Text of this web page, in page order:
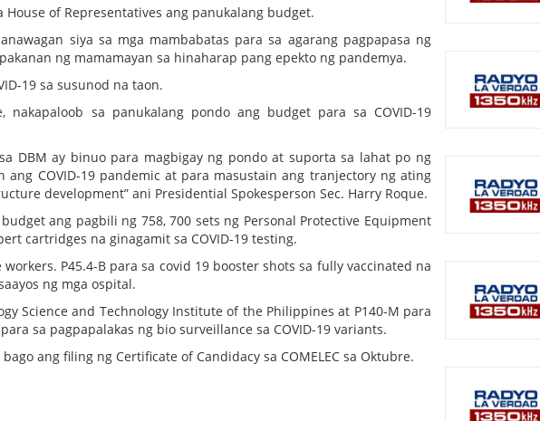
of Representatives ang panukalang budget.
siya sa mga mambabatas para sa agarang pagpapasa ng
ng mamamayan sa hinaharap pang epekto ng pandemya.
19 sa susunod na taon.
nakapaloob sa panukalang pondo ang budget para sa COVID-19
DBM ay binuo para magbigay ng pondo at suporta sa lahat po ng
COVID-19 pandemic at para masustain ang tranjectory ng ating
development” ani Presidential Spokesperson Sec. Harry Roque.
ang pagbili ng 758, 700 sets ng Personal Protective Equipment
cartridges na ginagamit sa COVID-19 testing.
P45.4-B para sa covid 19 booster shots sa fully vaccinated na
ng mga ospital.
Science and Technology Institute of the Philippines at P140-M para
sa pagpapalakas ng bio surveillance sa COVID-19 variants.
ang filing ng Certificate of Candidacy sa COMELEC sa Oktubre.